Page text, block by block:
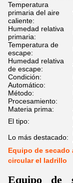
Temperatura
primaria del aire
caliente:
Humedad relativa
primaria:
Temperatura de
escape:
Humedad relativa
de escape:
Condición:
Automático:
Método:
Procesamiento:
Materia prima:
El tipo:
Lo más destacado:
Equipo de secado
circular el ladrillo
Equipo de